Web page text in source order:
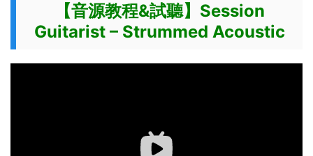
【音源教程&試聽】Session
Guitarist – Strummed Acoustic